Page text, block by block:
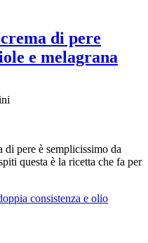
di pere
e melagrana
di pere è semplicissimo da
questa è la ricetta che fa per